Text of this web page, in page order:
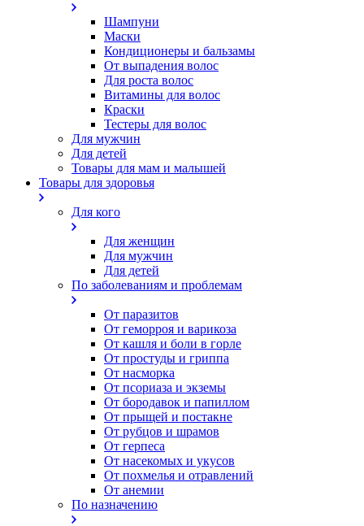
Шампуни
Маски
Кондиционеры и бальзамы
От выпадения волос
Для роста волос
Витамины для волос
Краски
Тестеры для волос
Для мужчин
Для детей
Товары для мам и малышей
Товары для здоровья
Для кого
Для женщин
Для мужчин
Для детей
По заболеваниям и проблемам
От паразитов
Oт геморроя и варикоза
От кашля и боли в горле
От простуды и гриппа
От насморка
Oт псориаза и экземы
От бородавок и папиллом
От прыщей и постакне
От рубцов и шрамов
От герпеса
От насекомых и укусов
От похмелья и отравлений
От анемии
По назначению